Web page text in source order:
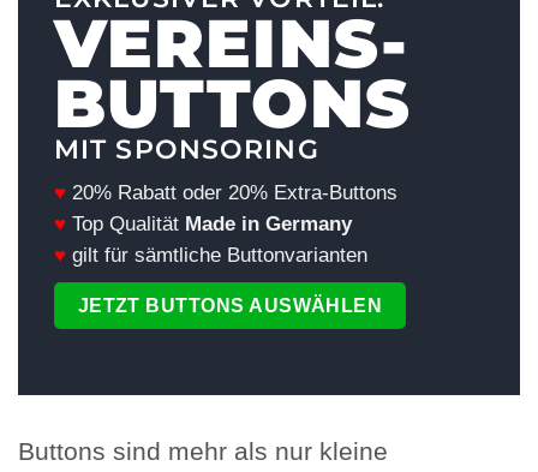
VEREINS-
BUTTONS
MIT SPONSORING
♥ 20% Rabatt oder 20% Extra-Buttons
♥ Top Qualität Made in Germany
♥ gilt für sämtliche Buttonvarianten
JETZT BUTTONS AUSWÄHLEN
Buttons sind mehr als nur kleine